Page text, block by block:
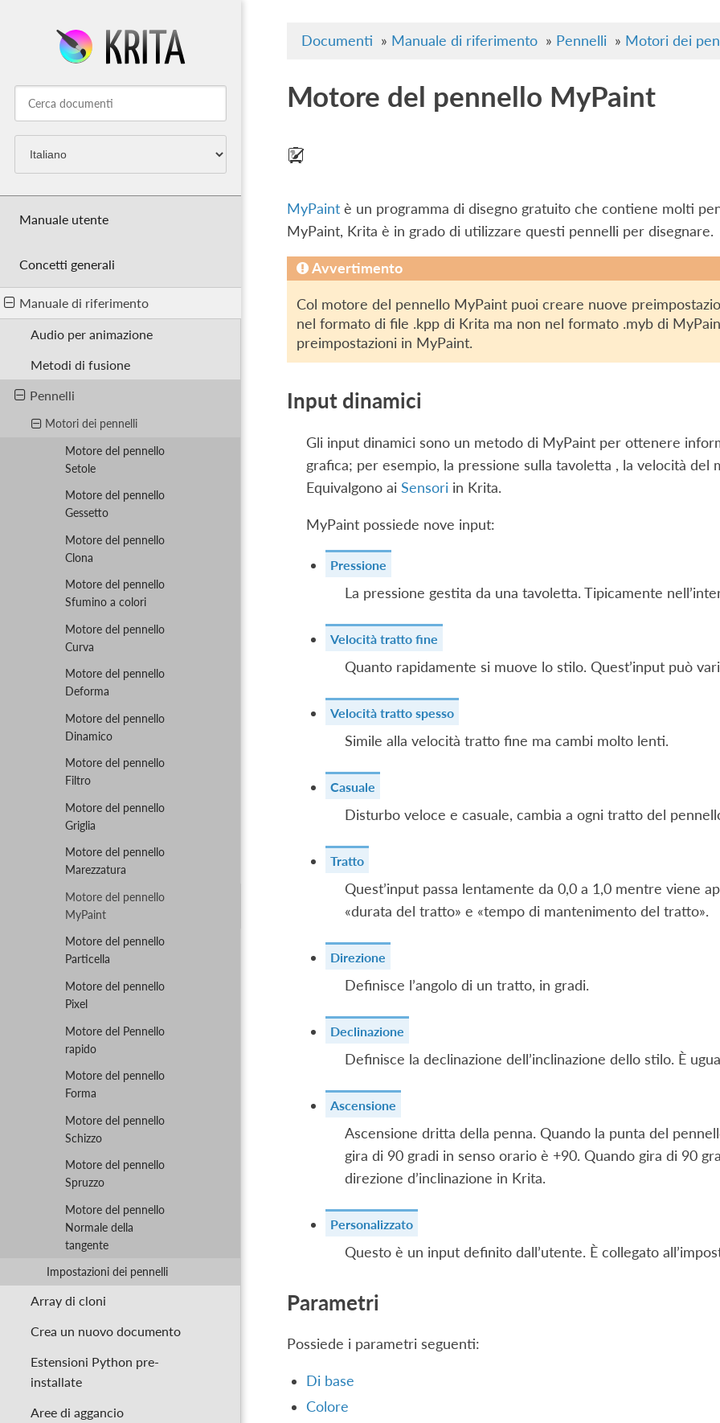
Manuale utente
Concetti generali
Manuale di riferimento
Audio per animazione
Metodi di fusione
Pennelli
Motori dei pennelli
Motore del pennello
Setole
Motore del pennello
Gessetto
Motore del pennello
Clona
Motore del pennello
Sfumino a colori
Motore del pennello
Curva
Motore del pennello
Deforma
Motore del pennello
Dinamico
Motore del pennello
Filtro
Motore del pennello
Griglia
Motore del pennello
Marezzatura
Motore del pennello
MyPaint
Motore del pennello
Particella
Motore del pennello
Pixel
Motore del Pennello
rapido
Motore del pennello
Forma
Motore del pennello
Schizzo
Motore del pennello
Spruzzo
Motore del pennello
Normale della
tangente
Impostazioni dei pennelli
Array di cloni
Crea un nuovo documento
Estensioni Python pre-
installate
Aree di aggancio
Documenti » Manuale di riferimento » Pennelli » Motori dei
Motore del pennello MyPaint
MyPaintè un programma di disegno gratuito che contiene molti
MyPaint, Krita è in grado di utilizzare questi pennelli per disegnare.
Avvertimento
Col motore del pennello MyPaint puoi creare nuove
nel formato di file .kpp di Krita ma non nel formato .myb di
preimpostazioni in MyPaint.
Input dinamici
Gli input dinamici sono un metodo di MyPaint per ottenere
grafica; per esempio, la pressione sulla tavoletta , la velocità del
Equivalgono ai Sensoriin Krita.
MyPaint possiede nove input:
Pressione
La pressione gestita da una tavoletta. Tipicamente
Velocità tratto fine
Quanto rapidamente si muove lo stilo. Quest’input può
Velocità tratto spesso
Simile alla velocità tratto fine ma cambi molto lenti.
Casuale
Disturbo veloce e casuale, cambia a ogni tratto del
Tratto
Quest’input passa lentamente da 0,0 a 1,0 mentre viene
«durata del tratto» e «tempo di mantenimento del tratto».
Direzione
Definisce l’angolo di un tratto, in gradi.
Declinazione
Definisce la declinazione dell’inclinazione dello stilo. È
Ascensione
Ascensione dritta della penna. Quando la punta del
gira di 90 gradi in senso orario è +90. Quando gira di 90
direzione d’inclinazione in Krita.
Personalizzato
Questo è un input definito dall’utente. È collegato
Parametri
Possiede i parametri seguenti:
Di base
Colore